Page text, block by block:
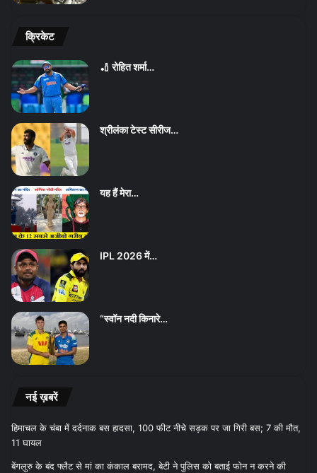
क्रिकेट
🏏 रोहित शर्मा…
श्रीलंका टेस्ट सीरीज…
यह हैं मेरा…
IPL 2026 में…
“स्वॉन नदी किनारे…
नई ख़बरें
हिमाचल के चंबा में दर्दनाक बस हादसा, 100 फीट नीचे सड़क पर जा गिरी बस; 7 की मौत,
11 घायल
बेंगलुरु के बंद फ्लैट से मां का कंकाल बरामद, बेटी ने पुलिस को बताई फोन न करने की